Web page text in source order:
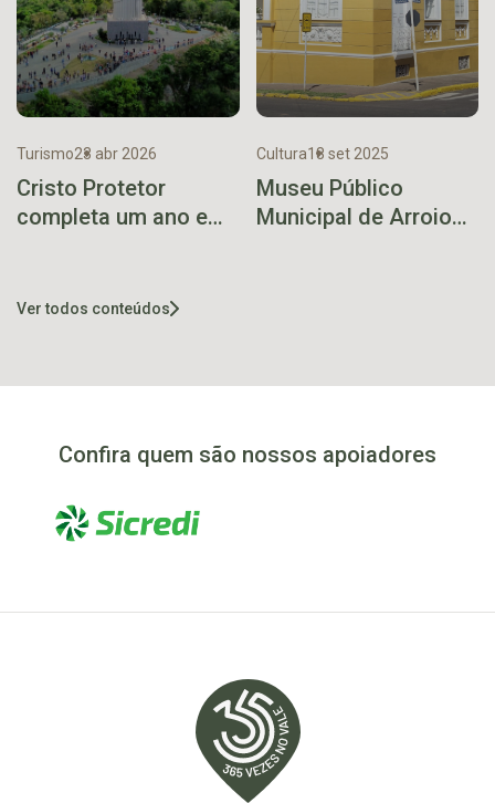
Turismo23 abr 2026
Cristo Protetor
completa um ano e
economia do Vale do
Cultura18 set 2025
Museu Público
Municipal de Arroio
Ver todos conteúdos
Confira quem são nossos apoiadores